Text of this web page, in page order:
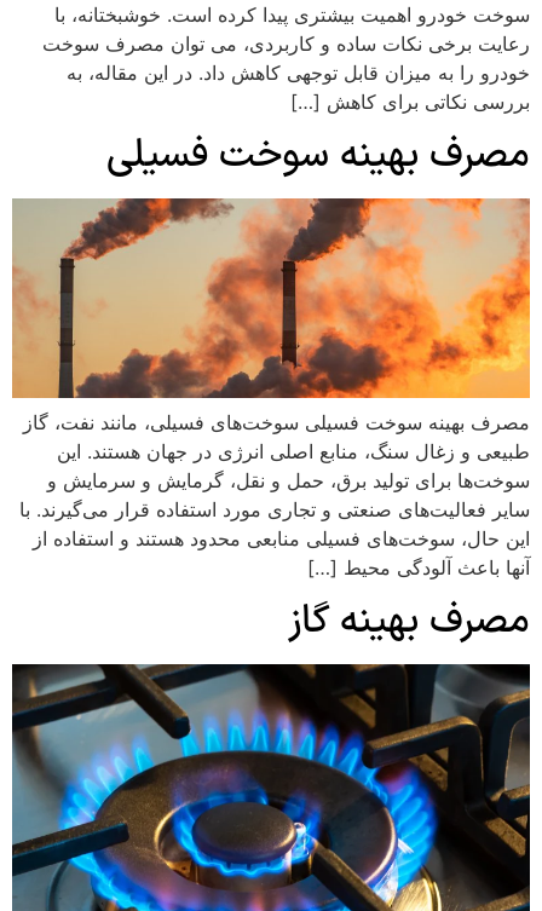
سوخت خودرو اهمیت بیشتری پیدا کرده است. خوشبختانه، با
رعایت برخی نکات ساده و کاربردی، می توان مصرف سوخت
خودرو را به میزان قابل توجهی کاهش داد. در این مقاله، به
بررسی نکاتی برای کاهش […]
مصرف بهینه سوخت فسیلی
مصرف بهینه سوخت فسیلی سوخت‌های فسیلی، مانند نفت، گاز
طبیعی و زغال سنگ، منابع اصلی انرژی در جهان هستند. این
سوخت‌ها برای تولید برق، حمل و نقل، گرمایش و سرمایش و
سایر فعالیت‌های صنعتی و تجاری مورد استفاده قرار می‌گیرند. با
این حال، سوخت‌های فسیلی منابعی محدود هستند و استفاده از
آنها باعث آلودگی محیط […]
مصرف بهینه گاز